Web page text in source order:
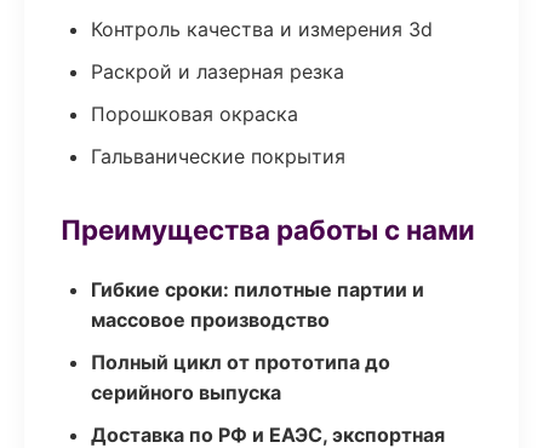
Контроль качества и измерения 3d
Раскрой и лазерная резка
Порошковая окраска
Гальванические покрытия
Преимущества работы с нами
Гибкие сроки: пилотные партии и
массовое производство
Полный цикл от прототипа до
серийного выпуска
Доставка по РФ и ЕАЭС, экспортная